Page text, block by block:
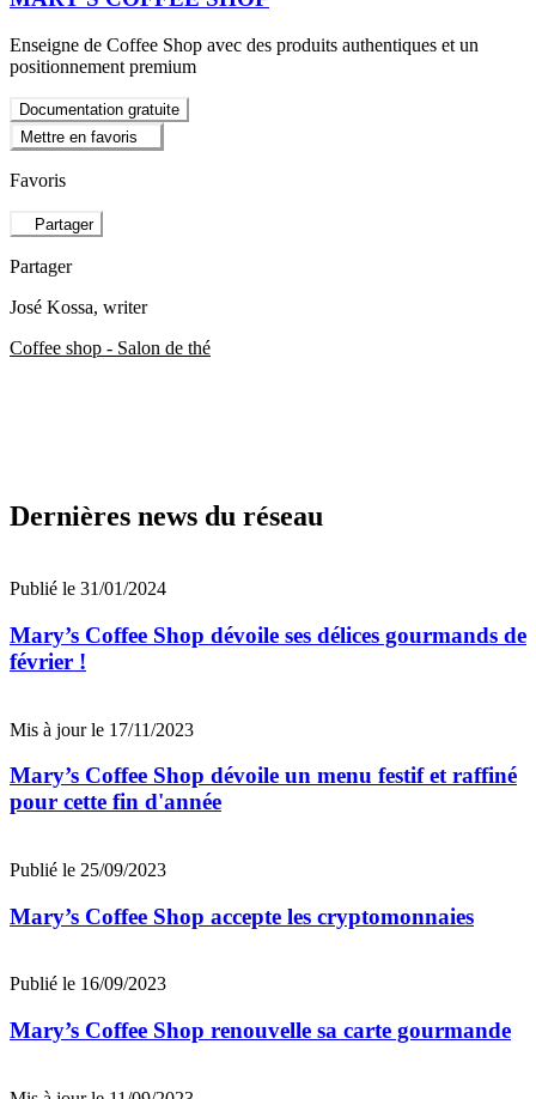
Enseigne de Coffee Shop avec des produits authentiques et un
positionnement premium
Documentation gratuite
Mettre en favoris
Favoris
Partager
Partager
José Kossa, writer
Coffee shop - Salon de thé
Dernières news du réseau
Publié le 31/01/2024
Mary’s Coffee Shop dévoile ses délices gourmands de
février !
Mis à jour le 17/11/2023
Mary’s Coffee Shop dévoile un menu festif et raffiné
pour cette fin d'année
Publié le 25/09/2023
Mary’s Coffee Shop accepte les cryptomonnaies
Publié le 16/09/2023
Mary’s Coffee Shop renouvelle sa carte gourmande